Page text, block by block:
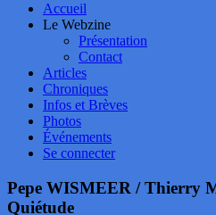
Accueil
Le Webzine
Présentation
Contact
Articles
Chroniques
Infos et Brèves
Photos
Événements
Se connecter
Pepe WISMEER / Thierry
Quiétude